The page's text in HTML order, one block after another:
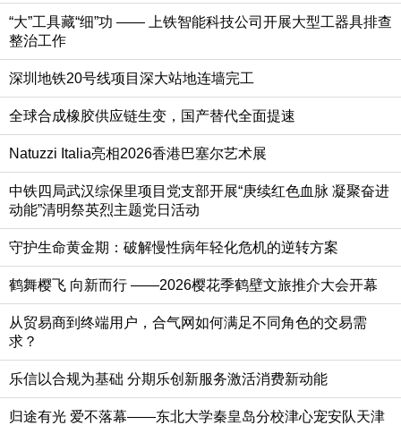
“大”工具藏“细”功 —— 上铁智能科技公司开展大型工器具排查
整治工作
深圳地铁20号线项目深大站地连墙完工
全球合成橡胶供应链生变，国产替代全面提速
Natuzzi Italia亮相2026香港巴塞尔艺术展
中铁四局武汉综保里项目党支部开展“庚续红色血脉 凝聚奋进
动能”清明祭英烈主题党日活动
守护生命黄金期：破解慢性病年轻化危机的逆转方案
鹤舞樱飞 向新而行 ——2026樱花季鹤壁文旅推介大会开幕
从贸易商到终端用户，合气网如何满足不同角色的交易需
求？
乐信以合规为基础 分期乐创新服务激活消费新动能
归途有光 爱不落幕——东北大学秦皇岛分校津心宠安队天津